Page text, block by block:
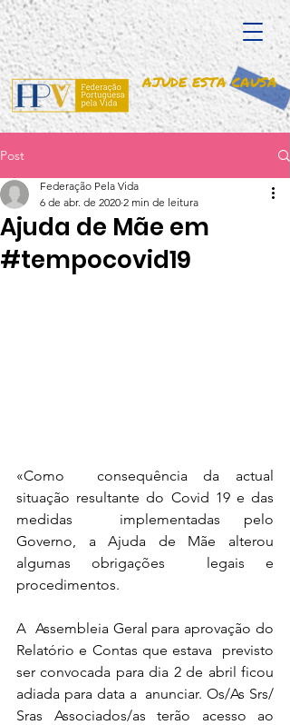
AJUDE ESTA CAUSA
Post
Ajuda de Mãe em
#tempocovid19
Federação Pela Vida
6 de abr. de 2020 2 min de leitura
«Como  consequência da actual
situação resultante do Covid 19 e das
medidas  implementadas pelo
Governo, a Ajuda de Mãe alterou
algumas obrigações  legais e
procedimentos.
A  Assembleia Geral para aprovação do
Relatório e Contas que estava  previsto
ser convocada para dia 2 de abril ficou
adiada para data a  anunciar. Os/As Srs/
Sras Associados/as terão acesso ao